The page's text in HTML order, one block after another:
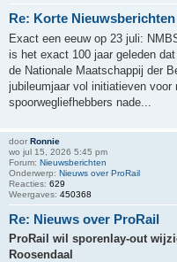
Re: Korte
Exact een eeuw op 23 juli:
is het exact 100 jaar geleden
de Nationale Maatschappij der
jubileumjaar vol initiatieven voor
spoorwegliefhebbers nade...
door Ronnie
wo jul 15, 2026 5:45 pm
Forum: Nieuwsberichten
Onderwerp: Nieuws over ProRail
Reacties: 629
Weergaves: 450368
Re: Nieuws over ProRail
ProRail wil sporenlay-out
Roosendaal